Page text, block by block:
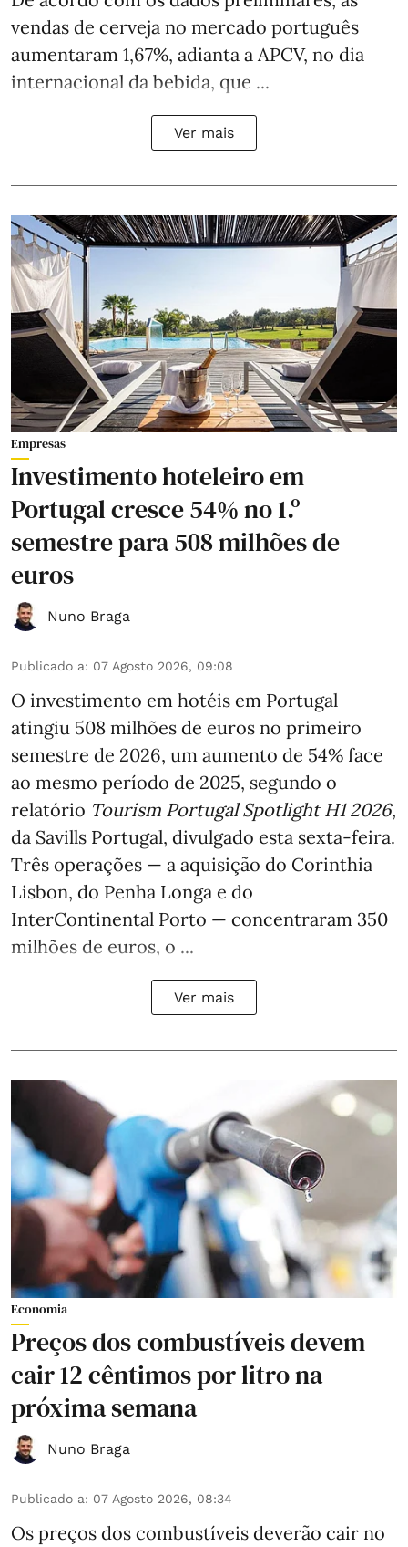
vendas de cerveja no mercado português
aumentaram 1,67%, adianta a APCV, no dia
internacional da bebida, que ...
Ver mais
Empresas
Investimento hoteleiro em
Portugal cresce 54% no 1.º
semestre para 508 milhões de
euros
Nuno Braga
Publicado a: 07 Agosto 2026, 09:08
O investimento em hotéis em Portugal
atingiu 508 milhões de euros no primeiro
semestre de 2026, um aumento de 54% face
ao mesmo período de 2025, segundo o
relatório Tourism Portugal Spotlight H1 2026,
da Savills Portugal, divulgado esta sexta-feira.
Três operações — a aquisição do Corinthia
Lisbon, do Penha Longa e do
InterContinental Porto — concentraram 350
milhões de euros, o ...
Ver mais
Economia
Preços dos combustíveis devem
cair 12 cêntimos por litro na
próxima semana
Nuno Braga
Publicado a: 07 Agosto 2026, 08:34
Os preços dos combustíveis deverão cair no